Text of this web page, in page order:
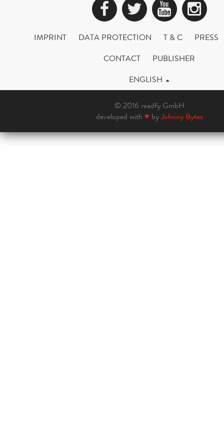
Facebook
Twitter
IMPRINT DATA PROTECTION T & C
PRESS
CONTACT
PUBLISHER
ENGLISH
© 2016 readfy GmbH
developed with ♥ byJohnny Bytes